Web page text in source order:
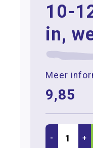
10-
in,
Meer
9,85
- +